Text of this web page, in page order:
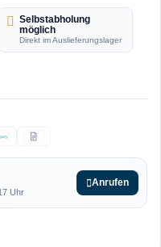
Selbstabholung
möglich
Direkt im Auslieferungslager
Uhr
Anrufen